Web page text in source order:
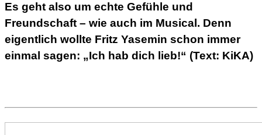
Es geht also um echte Gefühle und
Freundschaft – wie auch im Musical. Denn
eigentlich wollte Fritz Yasemin schon immer
einmal sagen: „Ich hab dich lieb!“ (Text: KiKA)